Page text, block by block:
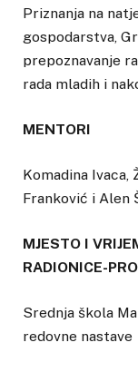
Priznanja na
gospodarstva,
prepoznavanje
rada mladih i
MENTORI
Komadina
Franković i Alen
MJESTO I
RADIONICE-
Srednja škola
redovne nastave